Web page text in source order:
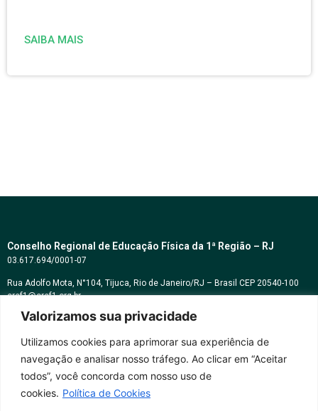
Valorizamos sua privacidade
Utilizamos cookies para aprimorar sua experiência de
navegação e analisar nosso tráfego. Ao clicar em “Aceitar
todos”, você concorda com nosso uso de
cookies. Política de Cookies
SAIBA MAIS
Conselho Regional de Educação Física da 1ª Região – RJ
03.617.694/0001-07
Rua Adolfo Mota, N°104, Tijuca, Rio de Janeiro/RJ – Brasil CEP 20540-100
cref1@cref1.org.br
Assessoria de comunicação:
Horários de atendimento:
Whatsapp: (21) 2569-2398